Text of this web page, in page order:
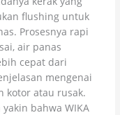
flushing untuk
Prosesnya rapi
air panas
cepat dari
mengenai
kotor atau rusak.
bahwa WIKA